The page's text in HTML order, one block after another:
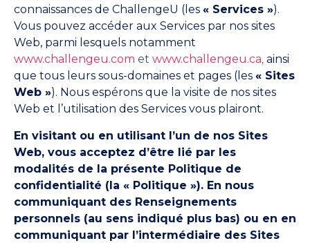
connaissances de ChallengeU (les « Services »).
Vous pouvez accéder aux Services par nos sites
Web, parmi lesquels notamment
www.challengeu.com et www.challengeu.ca, ainsi
que tous leurs sous-domaines et pages (les « Sites
Web »). Nous espérons que la visite de nos sites
Web et l’utilisation des Services vous plairont.
En visitant ou en utilisant l’un de nos Sites
Web, vous acceptez d’être lié par les
modalités de la présente Politique de
confidentialité (la « Politique »). En nous
communiquant des Renseignements
personnels (au sens indiqué plus bas) ou en en
communiquant par l’intermédiaire des Sites